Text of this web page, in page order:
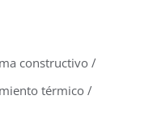
constructivo /
térmico /